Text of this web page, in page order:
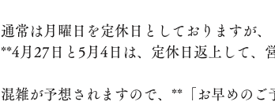
通常は月曜日を定休日としておりますが、
**4月27日と5月4日は、定休日返上して、
混雑が予想されますので、**「お早めの